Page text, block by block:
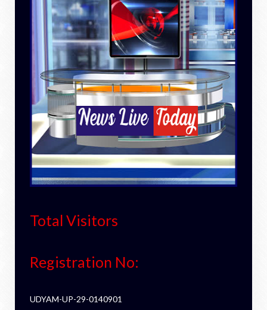
Total Visitors
Registration No:
UDYAM-UP-29-0140901